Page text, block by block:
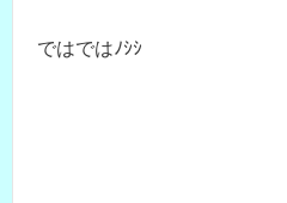
ではではﾉｼｼ